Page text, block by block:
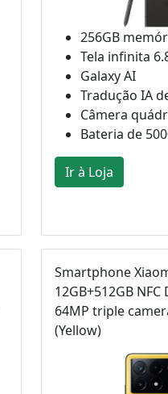
256GB
Tela infinita
Galaxy AI
Tradução IA
Câmera
Bateria de
Ir à Loja
Smartphone
12GB+512GB
64MP triple
(Yellow)